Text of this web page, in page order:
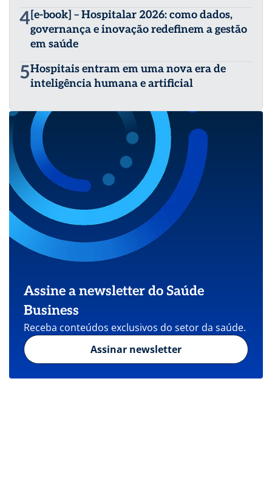
4[e-book] – Hospitalar 2026: como dados,
governança e inovação redefinem a gestão
em saúde
5Hospitais entram em uma nova era de
inteligência humana e artificial
Assine a newsletter do Saúde
Business
Receba conteúdos exclusivos do setor da saúde.
Assinar newsletter